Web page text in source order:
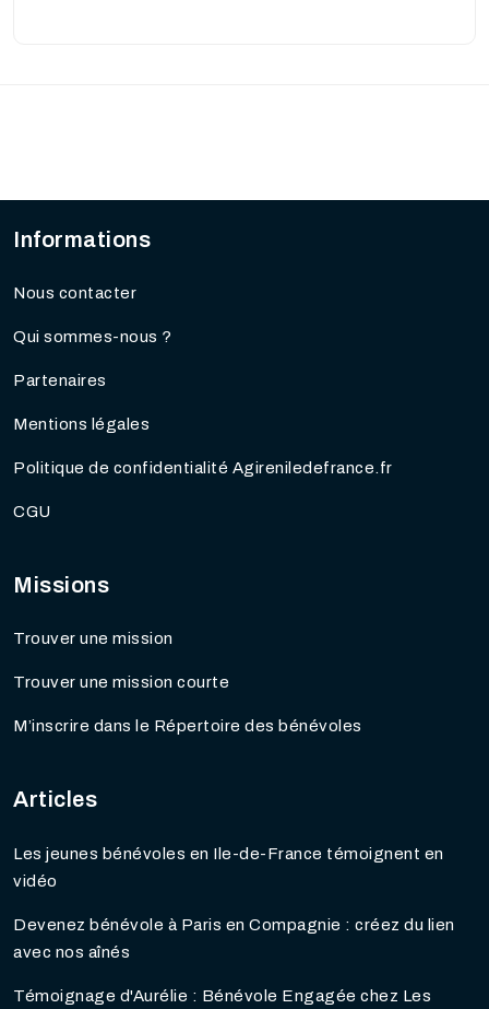
Informations
Nous contacter
Qui sommes-nous ?
Partenaires
Mentions légales
Politique de confidentialité Agireniledefrance.fr
CGU
Missions
Trouver une mission
Trouver une mission courte
M’inscrire dans le Répertoire des bénévoles
Articles
Les jeunes bénévoles en Ile-de-France témoignent en
vidéo
Devenez bénévole à Paris en Compagnie : créez du lien
avec nos aînés
Témoignage d'Aurélie : Bénévole Engagée chez Les